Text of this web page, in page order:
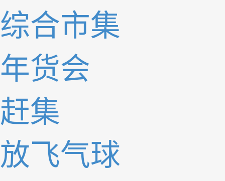
综合市集
年货会
赶集
放飞气球